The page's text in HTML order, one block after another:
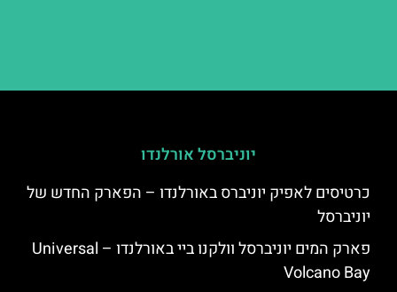
יוניברסל אורלנדו
כרטיסים לאפיק יוניברס באורלנדו – הפארק החדש של
יוניברסל
פארק המים יוניברסל וולקנו ביי באורלנדו – Universal
Volcano Bay